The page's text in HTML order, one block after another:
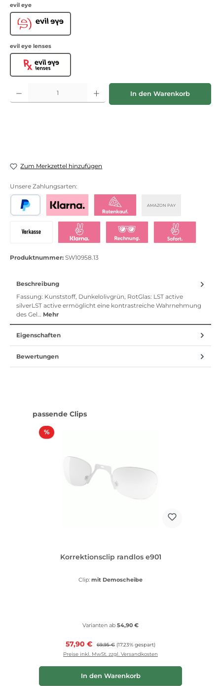
evil eyeauswählen
Evil Eye
evil eye lensesauswählen
Evil Eye lenses
Produkt Anzahl: Gib den gewünschten Wert ein oder benutze die
In den Warenkorb
Zum Merkzettel hinzufügen
Unsere Zahlungsarten:
AMAZON PAY
Bezahlen mit KlarnaKlarna Ratenkauf
Produktnummer: SW10958.13
Beschreibung
Fassung: Kunststoff, Dunkelolivgrün, RotGlas: LST active
silverLST active ermöglicht eine kontrastreiche Wahrnehmung
des Gel… Mehr
Eigenschaften
Bewertungen
Produktgalerie überspringen
passende Clips
%Rabatt
Korrektionsclip randlos e901
Clip: mit Demoscheibe
Varianten ab 54,90 €
Verkaufspreis:
57,90 € Regulärer Preis:
69,95 € (17.23% gespart)
Preise inkl. MwSt. zzgl. Versandkosten
In den Warenkorb